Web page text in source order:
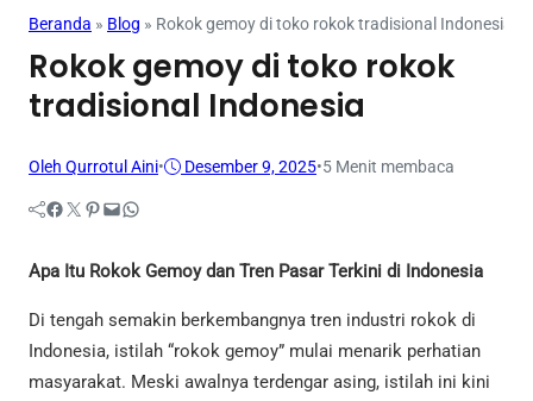
Beranda » Blog » Rokok gemoy di toko rokok tradisional Indonesia
Rokok gemoy di toko rokok
tradisional Indonesia
Oleh Qurrotul Aini• Desember 9, 2025•5 Menit membaca
Facebook Twitter Pinterest Mail WhatsApp
Apa Itu Rokok Gemoy dan Tren Pasar Terkini di Indonesia
Di tengah semakin berkembangnya tren industri rokok di
Indonesia, istilah “rokok gemoy” mulai menarik perhatian
masyarakat. Meski awalnya terdengar asing, istilah ini kini